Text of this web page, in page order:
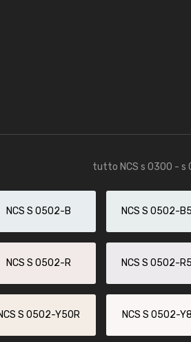
tutto NCS s 0300 - s
NCS S 0502-B NCS S 0502-
NCS S 0502-R NCS S 0502-
S 0502-Y50R NCS S 0502-